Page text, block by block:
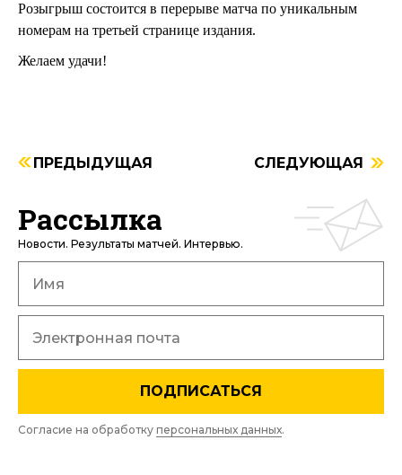
Розыгрыш состоится в перерыве матча по уникальным
номерам на третьей странице издания.
Желаем удачи!
ПРЕДЫДУЩАЯ СЛЕДУЮЩАЯ
Рассылка
Новости. Результаты матчей. Интервью.
ПОДПИСАТЬСЯ
Согласие на обработку персональных данных.